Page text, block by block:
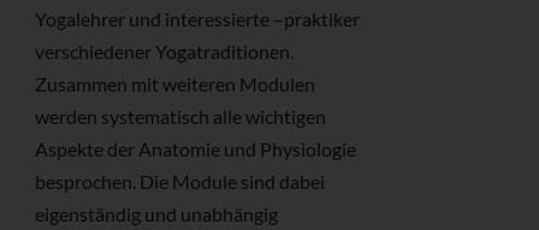
Yogalehrer und interessierte –praktiker
verschiedener Yogatraditionen.
Zusammen mit weiteren Modulen
werden systematisch alle wichtigen
Aspekte der Anatomie und Physiologie
besprochen. Die Module sind dabei
eigenständig und unabhängig